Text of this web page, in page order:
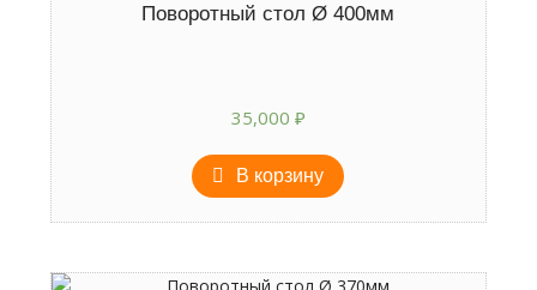
Поворотный стол Ø 400мм
35,000 ₽
В корзину